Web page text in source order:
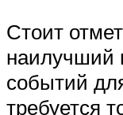
Стоит
наилучший
событий
требуется